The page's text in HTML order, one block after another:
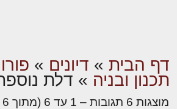
דף הבית » דיונים »
תכנון ובניה » דלת
מוצגות 6 תגובות – 1 עד 6 (מתוך 6 סה״כ)